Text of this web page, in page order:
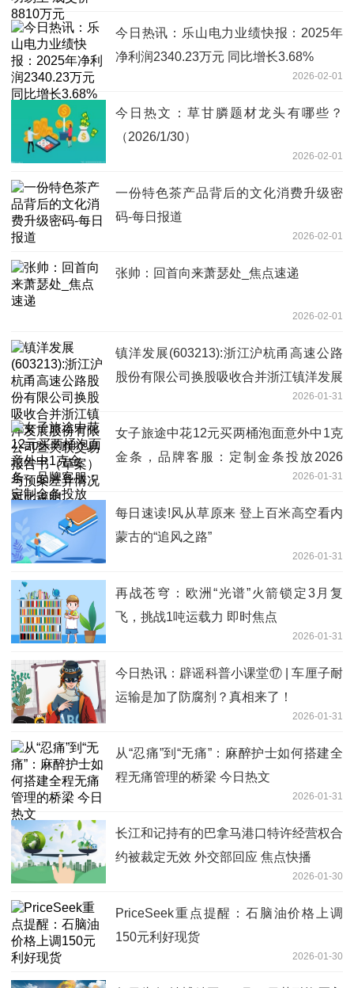
今日热讯：乐山电力业绩快报：2025年
净利润2340.23万元 同比增长3.68%
2026-02-01
今日热文：草甘膦题材龙头有哪些？
（2026/1/30）
2026-02-01
一份特色茶产品背后的文化消费升级密
码-每日报道
2026-02-01
张帅：回首向来萧瑟处_焦点速递
2026-02-01
镇洋发展(603213):浙江沪杭甬高速公路
股份有限公司换股吸收合并浙江镇洋发展
股份有限公司暨关联交易报告书（草案）
与预案差异情况对比说明
2026-01-31
女子旅途中花12元买两桶泡面意外中1克
金条，品牌客服：定制金条投放2026
份，无法计算准确中奖概率|焦点要闻
2026-01-31
每日速读!风从草原来 登上百米高空看内
蒙古的“追风之路”
2026-01-31
再战苍穹：欧洲“光谱”火箭锁定3月复
飞，挑战1吨运载力 即时焦点
2026-01-31
今日热讯：辟谣科普小课堂⑰ | 车厘子耐
运输是加了防腐剂？真相来了！
2026-01-31
从“忍痛”到“无痛”：麻醉护士如何搭建全
程无痛管理的桥梁 今日热文
2026-01-31
长江和记持有的巴拿马港口特许经营权合
约被裁定无效 外交部回应 焦点快播
2026-01-30
PriceSeek重点提醒：石脑油价格上调
150元利好现货
2026-01-30